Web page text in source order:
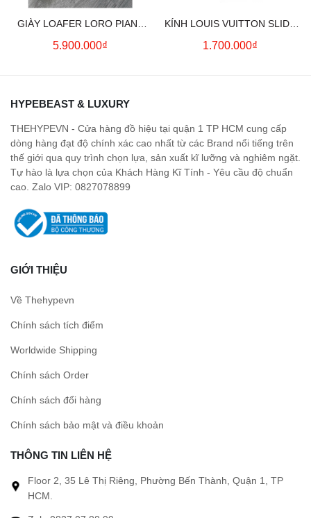
GIÀY LOAFER LORO PIANA
SUMMER CHARMS (CREAM)
5.900.000₫
KÍNH LOUIS VUITTON SLIDE
SQUARE SUNGLASSES
1.700.000₫
HYPEBEAST & LUXURY
THEHYPEVN - Cửa hàng đồ hiệu tại quận 1 TP HCM cung cấp
dòng hàng đạt độ chính xác cao nhất từ các Brand nổi tiếng trên
thế giới qua quy trình chọn lựa, sản xuất kĩ lưỡng và nghiêm ngặt.
Tự hào là lựa chọn của Khách Hàng Kĩ Tính - Yêu cầu độ chuẩn
cao. Zalo VIP: 0827078899
GIỚI THIỆU
Về Thehypevn
Chính sách tích điểm
Worldwide Shipping
Chính sách Order
Chính sách đổi hàng
Chính sách bảo mật và điều khoản
THÔNG TIN LIÊN HỆ
Floor 2, 35 Lê Thị Riêng, Phường Bến Thành, Quận 1, TP
HCM.